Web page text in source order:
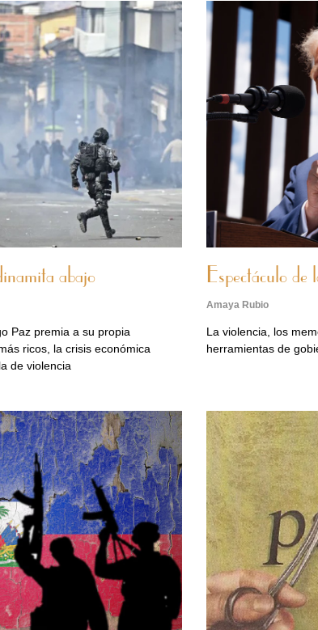
abajo
Paz premia a su propia
ricos, la crisis económica
de violencia
Espectáculo de
Amaya Rubio
La violencia, los
herramientas de